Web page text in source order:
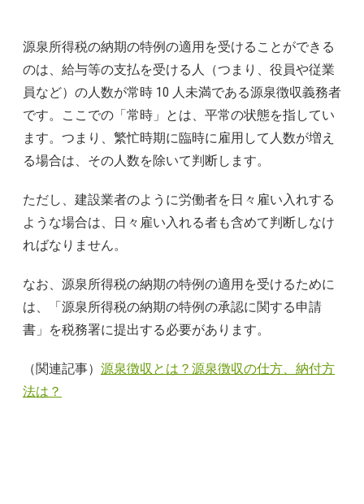
源泉所得税の納期の特例の適用を受けることができる
のは、給与等の支払を受ける人（つまり、役員や従業
員など）の人数が常時 10 人未満である源泉徴収義務者
です。ここでの「常時」とは、平常の状態を指してい
ます。つまり、繁忙時期に臨時に雇用して人数が増え
る場合は、その人数を除いて判断します。
ただし、建設業者のように労働者を日々雇い入れする
ような場合は、日々雇い入れる者も含めて判断しなけ
ればなりません。
なお、源泉所得税の納期の特例の適用を受けるために
は、「源泉所得税の納期の特例の承認に関する申請
書」を税務署に提出する必要があります。
（関連記事） 源泉徴収とは？源泉徴収の仕方、納付方
法は？